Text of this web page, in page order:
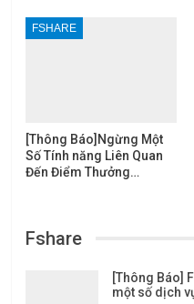
FSHARE
[Thông Báo]Ngừng Một
Số Tính năng Liên Quan
Đến Điểm Thưởng…
Fshare
[Thông Báo]
một số dịch